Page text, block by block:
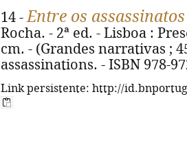
14 -Entre os assassinatos
Rocha. - 2ª ed. - Lisboa :
cm. - (Grandes narrativas ;
assassinations. - ISBN 978-
Link persistente: http://